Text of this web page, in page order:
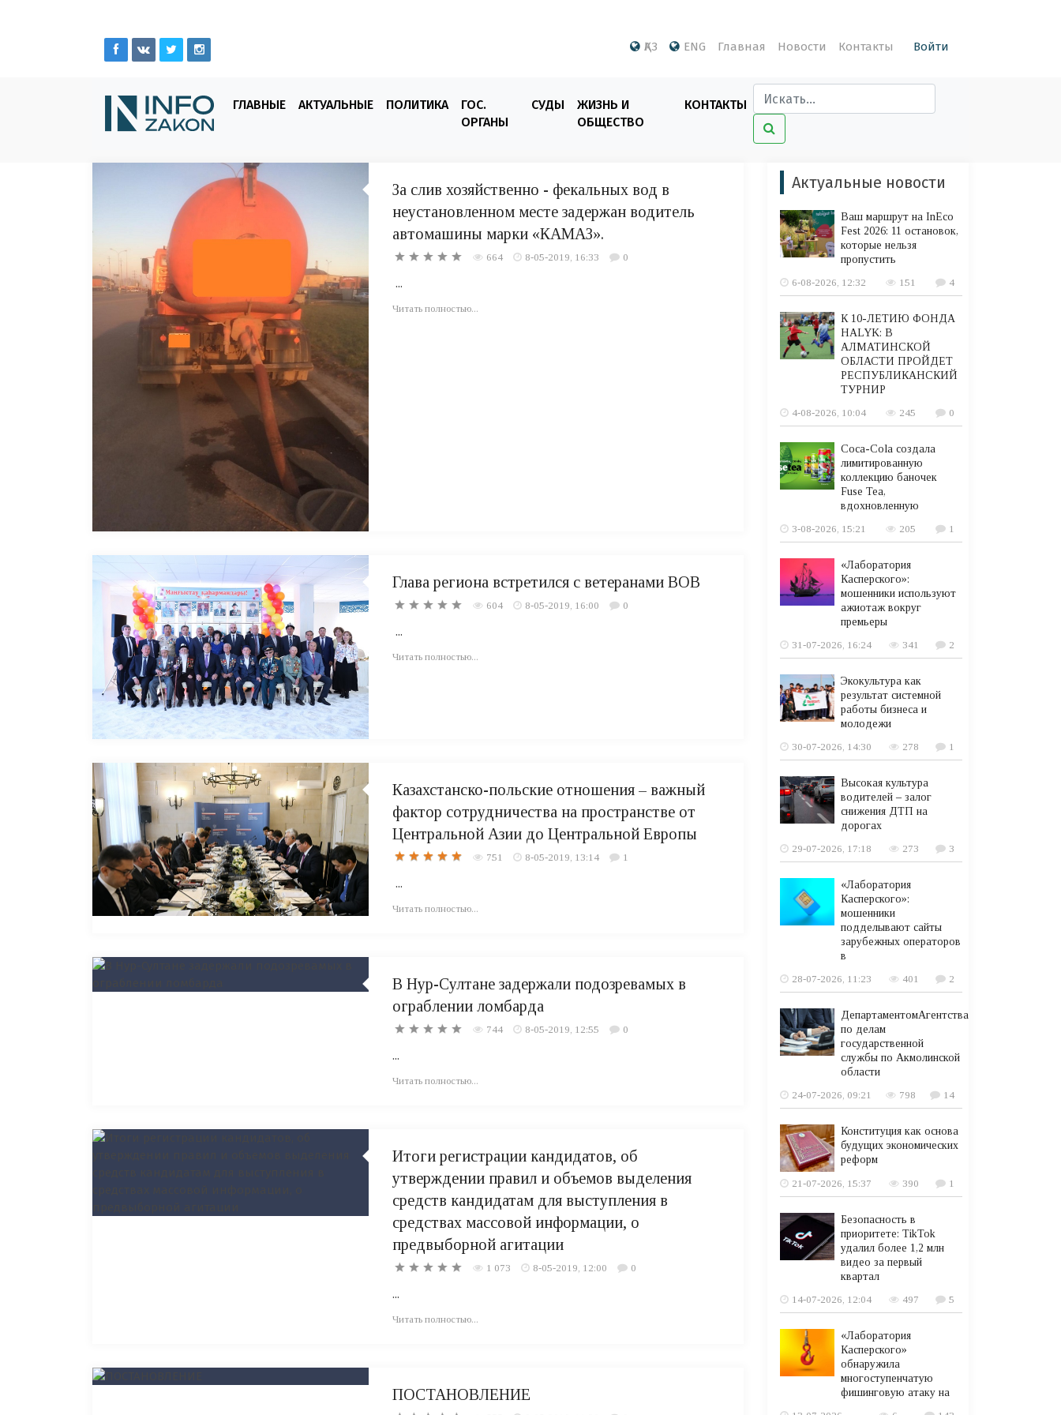
ҚАЗ ENG Главная Новости Контакты Войти
ГЛАВНЫЕ АКТУАЛЬНЫЕ ПОЛИТИКА
ГОС.
ОРГАНЫ
СУДЫ
ЖИЗНЬ И
ОБЩЕСТВО
КОНТАКТЫ
За слив хозяйственно - фекальных вод в
неустановленном месте задержан водитель
автомашины марки «КАМАЗ».
664 8-05-2019, 16:33 0
...
Читать полностью...
Глава региона встретился с ветеранами ВОВ
604 8-05-2019, 16:00 0
...
Читать полностью...
Казахстанско-польские отношения – важный
фактор сотрудничества на пространстве от
Центральной Азии до Центральной Европы
751 8-05-2019, 13:14 1
...
Читать полностью...
В Нур-Султане задержали подозревамых в
ограблении ломбарда
744 8-05-2019, 12:55 0
...
Читать полностью...
Итоги регистрации кандидатов, об
утверждении правил и объемов выделения
средств кандидатам для выступления в
средствах массовой информации, о
предвыборной агитации
1 073 8-05-2019, 12:00 0
...
Читать полностью...
ПОСТАНОВЛЕНИЕ
Актуальные новости
Ваш маршрут на InEco
Fest 2026: 11 остановок,
которые нельзя
пропустить
6-08-2026, 12:32
151 4
К 10-ЛЕТИЮ ФОНДА
HALYK: В
АЛМАТИНСКОЙ
ОБЛАСТИ ПРОЙДЕТ
РЕСПУБЛИКАНСКИЙ
ТУРНИР
4-08-2026, 10:04
245 0
Coca-Cola создала
лимитированную
коллекцию баночек
Fuse Tea,
вдохновленную
3-08-2026, 15:21
205 1
«Лаборатория
Касперского»:
мошенники используют
ажиотаж вокруг
премьеры
31-07-2026, 16:24
341 2
Экокультура как
результат системной
работы бизнеса и
молодежи
30-07-2026, 14:30
278 1
Высокая культура
водителей – залог
снижения ДТП на
дорогах
29-07-2026, 17:18
273 3
«Лаборатория
Касперского»:
мошенники
подделывают сайты
зарубежных операторов
в
28-07-2026, 11:23
401 2
ДепартаментомАгентства
по делам
государственной
службы по Акмолинской
области
24-07-2026, 09:21
798 14
Конституция как основа
будущих экономических
реформ
21-07-2026, 15:37
390 1
Безопасность в
приоритете: TikTok
удалил более 1,2 млн
видео за первый
квартал
14-07-2026, 12:04
497 5
«Лаборатория
Касперского»
обнаружила
многоступенчатую
фишинговую атаку на